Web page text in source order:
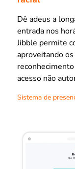
Dê adeus a
entrada nos
Jibble permite
aproveitando
acesso não
Sistema de